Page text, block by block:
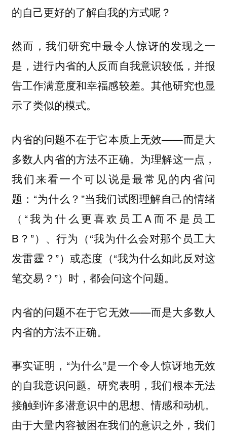
的自己更好的了解自我的方式呢？
然而，我们研究中最令人惊讶的发现之一
是，进行内省的人反而自我意识较低，并报
告工作满意度和幸福感较差。其他研究也显
示了类似的模式。
内省的问题不在于它本质上无效——而是大
多数人内省的方法不正确。为理解这一点，
我们来看一个可以说是最常见的内省问
题：“为什么？”当我们试图理解自己的情绪
（“我为什么更喜欢员工A而不是员工
B？”）、行为（“我为什么会对那个员工大
发雷霆？”）或态度（“我为什么如此反对这
笔交易？”）时，都会问这个问题。
内省的问题不在于它无效——而是大多数人
内省的方法不正确。
事实证明，“为什么”是一个令人惊讶地无效
的自我意识问题。研究表明，我们根本无法
接触到许多潜意识中的思想、情感和动机。
由于大量内容被困在我们的意识之外，我们